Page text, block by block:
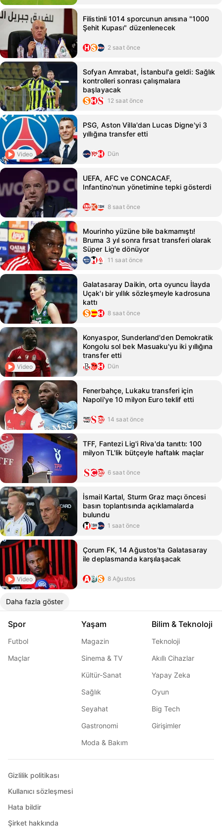
Filistinli 1014 sporcunun anısına "1000
Şehit Kupası" düzenlenecek
2 saat önce
Sofyan Amrabat, İstanbul'a geldi: Sağlık
kontrolleri sonrası çalışmalara
başlayacak
12 saat önce
Video
PSG, Aston Villa'dan Lucas Digne'yi 3
yıllığına transfer etti
Dün
UEFA, AFC ve CONCACAF,
Infantino'nun yönetimine tepki gösterdi
8 saat önce
Mourinho yüzüne bile bakmamıştı!
Bruma 3 yıl sonra fırsat transferi olarak
Süper Lig'e dönüyor
11 saat önce
Galatasaray Daikin, orta oyuncu İlayda
Uçak'ı bir yıllık sözleşmeyle kadrosuna
kattı
8 saat önce
Video
Konyaspor, Sunderland'den Demokratik
Kongolu sol bek Masuaku'yu iki yıllığına
transfer etti
Dün
Fenerbahçe, Lukaku transferi için
Napoli'ye 10 milyon Euro teklif etti
14 saat önce
TFF, Fantezi Lig'i Riva'da tanıttı: 100
milyon TL'lik bütçeyle haftalık maçlar
6 saat önce
İsmail Kartal, Sturm Graz maçı öncesi
basın toplantısında açıklamalarda
bulundu
1 saat önce
Video
Çorum FK, 14 Ağustos'ta Galatasaray
ile deplasmanda karşılaşacak
8 Ağustos
Daha fazla göster
Spor
Futbol
Maçlar
Yaşam
Magazin
Sinema & TV
Kültür-Sanat
Sağlık
Seyahat
Gastronomi
Moda & Bakım
Bilim & Teknoloji
Teknoloji
Akıllı Cihazlar
Yapay Zeka
Oyun
Big Tech
Girişimler
Gizlilik politikası
Kullanıcı sözleşmesi
Hata bildir
Şirket hakkında